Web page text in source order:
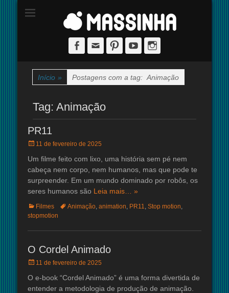
massinha
Site dedicado à técnica de stop-motion
Facebook
Email PinterestYouTube
Início » Postagens com a tag: Animação
Tag: Animação
PR11
Posted
11 de fevereiro de 2025
Um filme feito com lixo, uma história sem pé nem
cabeça nem corpo, nem humanos, mas que pode te
surpreender. Em um mundo dominado por robôs, os
seres humanos são Leia mais… »
Categorias:
Filmes Tags:Animação, animation, PR11, Stop motion,
stopmotion
O Cordel Animado
Posted
11 de fevereiro de 2025
O e-book “Cordel Animado” é uma forma divertida de
entender a metodologia de produção de animação.